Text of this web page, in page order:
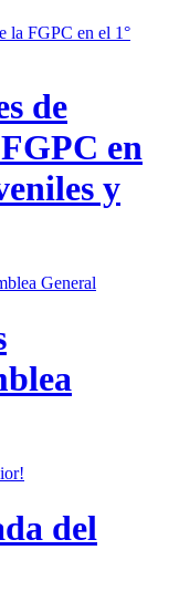
de
en
y
del